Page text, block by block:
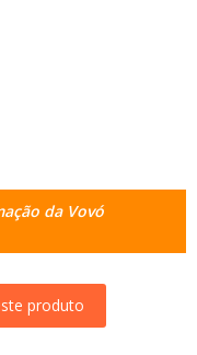
da Vovó
produto